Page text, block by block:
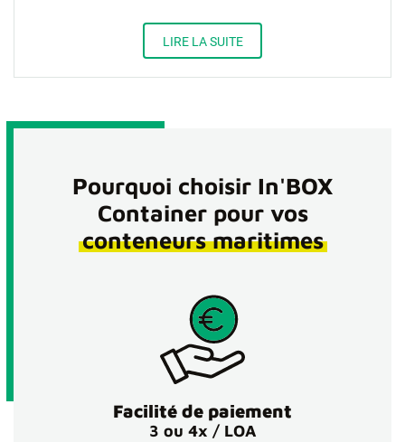
LIRE LA SUITE
Pourquoi choisir In'BOX
Container pour vos
conteneurs maritimes
Facilité de paiement
3 ou 4x / LOA